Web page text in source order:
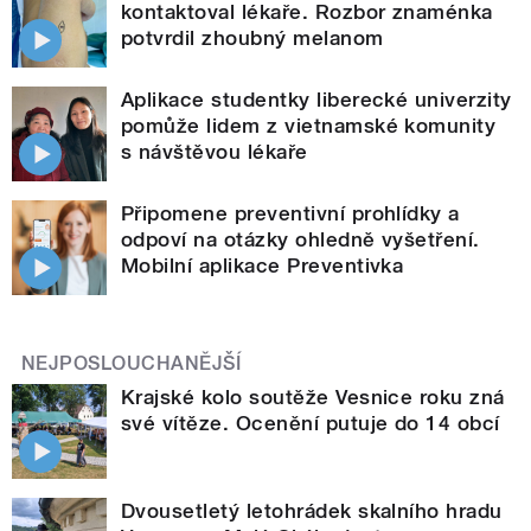
kontaktoval lékaře. Rozbor znaménka
potvrdil zhoubný melanom
Aplikace studentky liberecké univerzity
pomůže lidem z vietnamské komunity
s návštěvou lékaře
Připomene preventivní prohlídky a
odpoví na otázky ohledně vyšetření.
Mobilní aplikace Preventivka
NEJPOSLOUCHANĚJŠÍ
Krajské kolo soutěže Vesnice roku zná
své vítěze. Ocenění putuje do 14 obcí
Dvousetletý letohrádek skalního hradu